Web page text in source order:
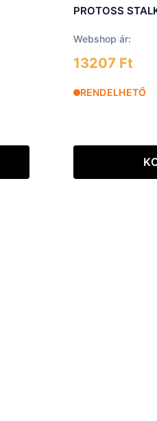
PROTOSS
Webshop ár:
13207 Ft
RENDELHETŐ